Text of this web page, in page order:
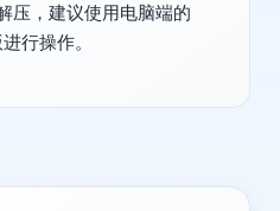
压，建议使用电脑端的
行操作。